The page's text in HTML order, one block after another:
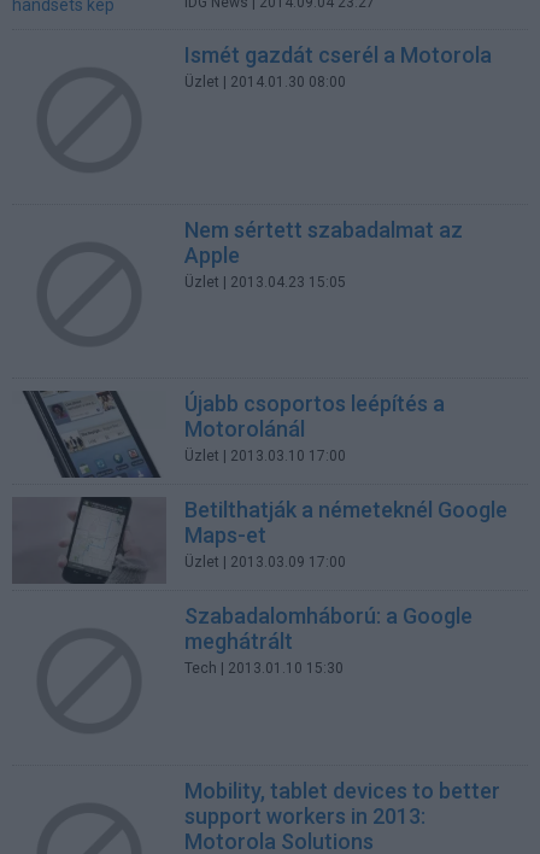
Ismét gazdát cserél a Motorola
Üzlet | 2014.01.30 08:00
Nem sértett szabadalmat az
Apple
Üzlet | 2013.04.23 15:05
Újabb csoportos leépítés a
Motorolánál
Üzlet | 2013.03.10 17:00
Betilthatják a németeknél Google
Maps-et
Üzlet | 2013.03.09 17:00
Szabadalomháború: a Google
meghátrált
Tech | 2013.01.10 15:30
Mobility, tablet devices to better
support workers in 2013:
Motorola Solutions